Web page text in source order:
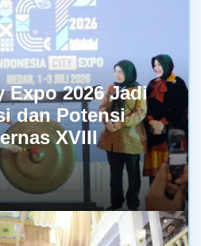
Expo 2026 Jadi
dan Potensi
XVIII